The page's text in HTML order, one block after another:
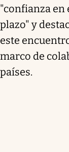
"confianza en
plazo" y
este
marco de
países.